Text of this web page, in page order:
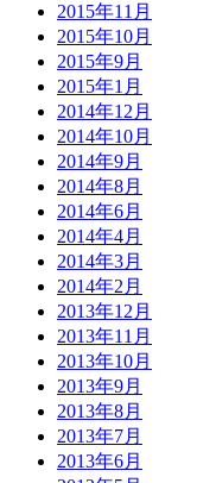
2015年11月
2015年10月
2015年9月
2015年1月
2014年12月
2014年10月
2014年9月
2014年8月
2014年6月
2014年4月
2014年3月
2014年2月
2013年12月
2013年11月
2013年10月
2013年9月
2013年8月
2013年7月
2013年6月